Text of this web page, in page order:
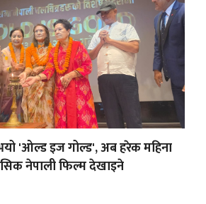
'ओल्ड इज गोल्ड', अब हरेक महिना
नेपाली फिल्म देखाइने